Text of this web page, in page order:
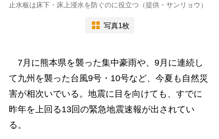
止水板は床下・床上浸水を防ぐのに役立つ（提供・サンリョウ）
写真1枚
7月に熊本県を襲った集中豪雨や、9月に連続し
て九州を襲った台風9号・10号など、今夏も自然災
害が相次いでいる。地震に目を向けても、すでに
昨年を上回る13回の緊急地震速報が出されてい
る。